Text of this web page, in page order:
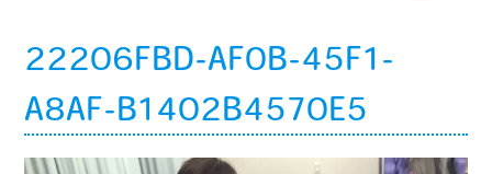
22206FBD-AF0B-45F1-
A8AF-B1402B4570E5